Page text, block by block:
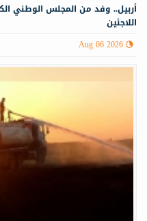
أربيل.. وفد من المجلس الوطني
اللاجئين
Aug 06 2026